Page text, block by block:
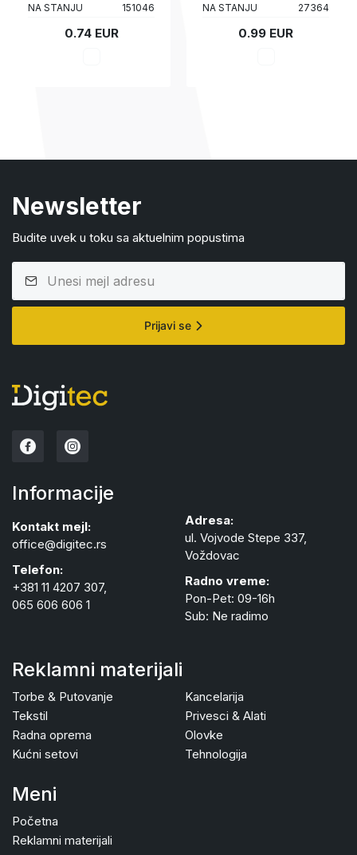
NA STANJU 151046
0.74 EUR
NA STANJU 27364
0.99 EUR
Newsletter
Budite uvek u toku sa aktuelnim popustima
Prijavi se
Informacije
Kontakt mejl:
office@digitec.rs
Telefon:
+381 11 4207 307,
065 606 606 1
Adresa:
ul. Vojvode Stepe 337,
Voždovac
Radno vreme:
Pon-Pet: 09-16h
Sub: Ne radimo
Reklamni materijali
Torbe & Putovanje
Tekstil
Radna oprema
Kućni setovi
Kancelarija
Privesci & Alati
Olovke
Tehnologija
Meni
Početna
Reklamni materijali